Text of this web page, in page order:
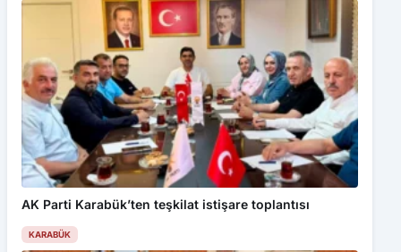
AK Parti Karabük’ten teşkilat istişare toplantısı
KARABÜK